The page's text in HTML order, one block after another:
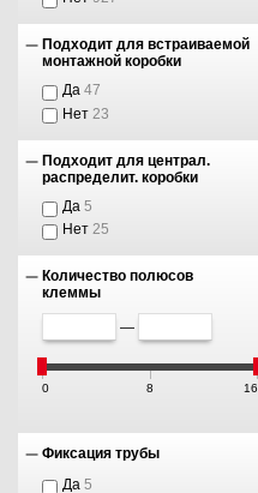
Подходит для встраиваемой
монтажной коробки
Да 47
Нет 23
Подходит для централ.
распределит. коробки
Да 5
Нет 25
Количество полюсов
клеммы
—
0 8 16
Фиксация трубы
Да 5